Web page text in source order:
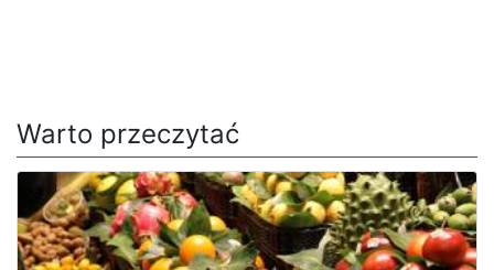
Warto przeczytać